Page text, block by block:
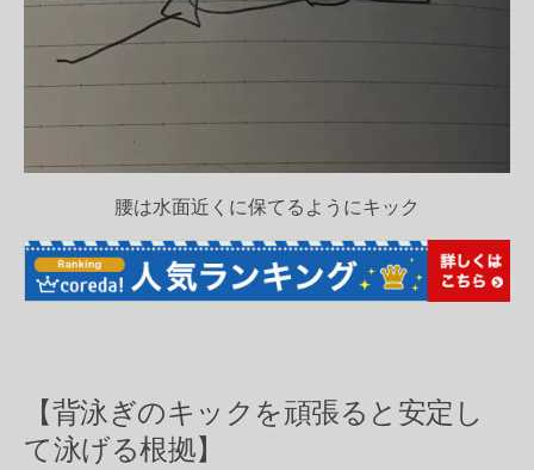
腰は水面近くに保てるようにキック
【背泳ぎのキックを頑張ると安定し
て泳げる根拠】